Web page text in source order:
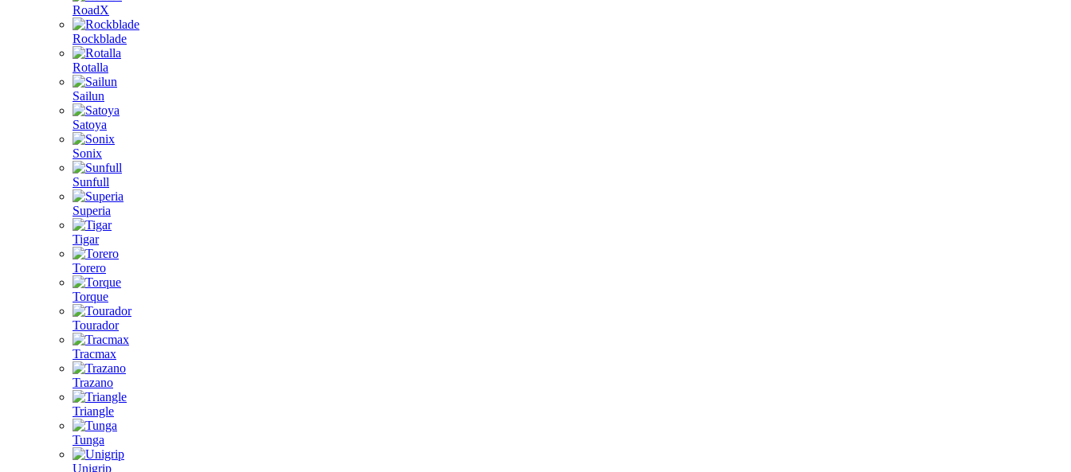
RoadX
Rockblade
Rotalla
Sailun
Satoya
Sonix
Sunfull
Superia
Tigar
Torero
Torque
Tourador
Tracmax
Trazano
Triangle
Tunga
Unigrip